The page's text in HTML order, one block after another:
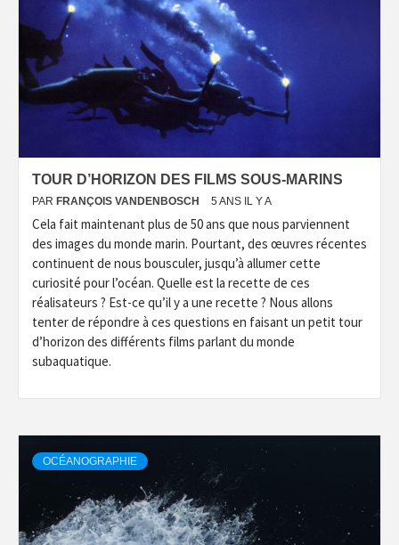
TOUR D’HORIZON DES FILMS SOUS-MARINS
PAR FRANÇOIS VANDENBOSCH 5 ANS IL Y A
Cela fait maintenant plus de 50 ans que nous parviennent
des images du monde marin. Pourtant, des œuvres récentes
continuent de nous bousculer, jusqu’à allumer cette
curiosité pour l’océan. Quelle est la recette de ces
réalisateurs ? Est-ce qu’il y a une recette ? Nous allons
tenter de répondre à ces questions en faisant un petit tour
d’horizon des différents films parlant du monde
subaquatique.
OCÉANOGRAPHIE